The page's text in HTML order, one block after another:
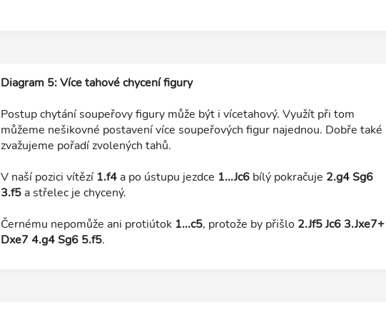
Diagram 5: Více tahové chycení figury
Postup chytání soupeřovy figury může být i vícetahový. Využít při tom
můžeme nešikovné postavení více soupeřových figur najednou. Dobře také
zvažujeme pořadí zvolených tahů.
V naší pozici vítězí 1.f4a po ústupu jezdce 1...Jc6bílý pokračuje 2.g4 Sg6
3.f5a střelec je chycený.
Černému nepomůže ani protiútok 1...c5, protože by přišlo 2.Jf5 Jc6 3.Jxe7+
Dxe7 4.g4 Sg6 5.f5.